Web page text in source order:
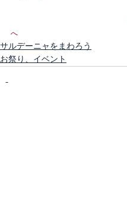
へ
サルデーニャをまわろう
お祭り、イベント